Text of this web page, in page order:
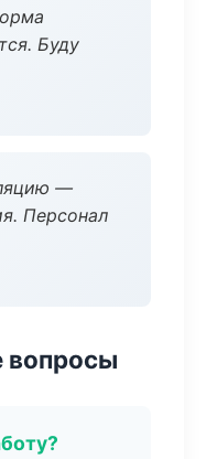
Буду
—
Персонал
вопросы